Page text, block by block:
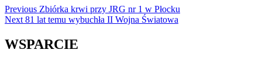
Continue
Reading
Previous Zbiórka krwi przy JRG nr 1 w Płocku
Next 81 lat temu wybuchła II Wojna Światowa
WSPARCIE